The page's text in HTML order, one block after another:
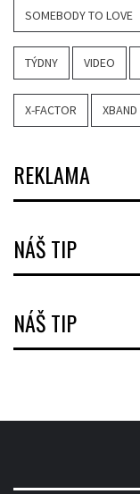
SOMEBODY TO LOVE
TÝDNY VIDEO
X-FACTOR XBAND
REKLAMA
NÁŠ TIP
NÁŠ TIP